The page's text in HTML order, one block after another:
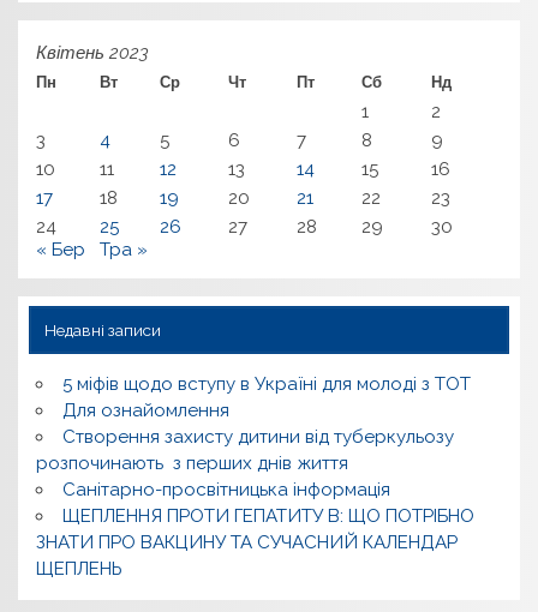
Квітень 2023
Пн Вт Ср Чт Пт Сб Нд
1
2
3
4 5 6 7 8
9
10
11 12 13 14 15
16
17
18 19 20 21 22
23
24
25 26 27 28 29
30
« Бер
Тра »
Недавні записи
5 міфів щодо вступу в Україні для молоді з ТОТ
Для ознайомлення
Створення захисту дитини від туберкульозу
розпочинають з перших днів життя
Санітарно-просвітницька інформація
ЩЕПЛЕННЯ ПРОТИ ГЕПАТИТУ В: ЩО ПОТРІБНО
ЗНАТИ ПРО ВАКЦИНУ ТА СУЧАСНИЙ КАЛЕНДАР
ЩЕПЛЕНЬ